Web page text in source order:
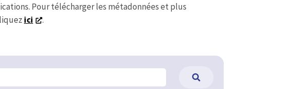
Pour télécharger les métadonnées et plus
ici .